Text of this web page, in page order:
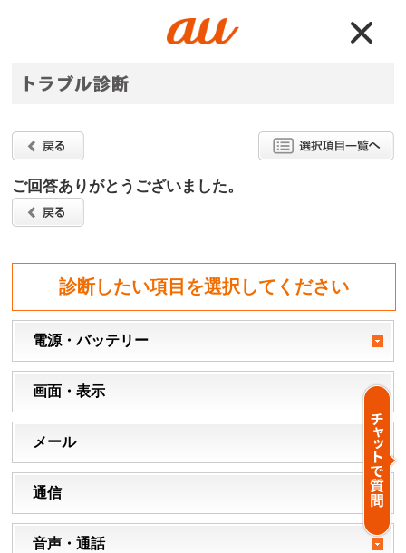
ご回答ありがとうございました。
診断したい項目を選択してください
電源・バッテリー
画面・表示
メール
通信
音声・通話